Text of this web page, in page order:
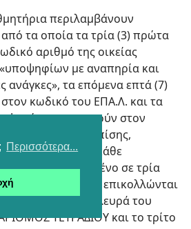
Περισσότερα...
περιλαμβάνουν
τα οποία τα τρία (3) πρώτα
αριθμό της οικείας
με αναπηρία και
ανάγκες», τα επόμενα επτά (7)
κωδικό του ΕΠΑ.Λ. και τα
ψηφία αντιστοιχούν στον
γραπτών ΕΠΑ.Λ.. Επίσης,
του ΕΠΑ.Λ.. Το κάθε
είναι τυπωμένο σε τρία
τα δύο πρώτα επικολλώνται
στην εξωτερική πλευρά του
ΤΕΤΡΑΔΙΟΥ και το τρίτο